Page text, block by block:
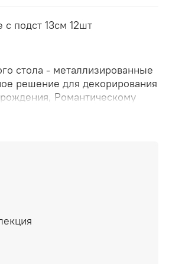
подст 13см 12шт
стола - металлизированные
решение для декорирования
Романтическому
Новому году. Высота свечи
12 штук с